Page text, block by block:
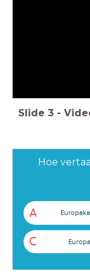
Slide 3 -
Hoe
A
C